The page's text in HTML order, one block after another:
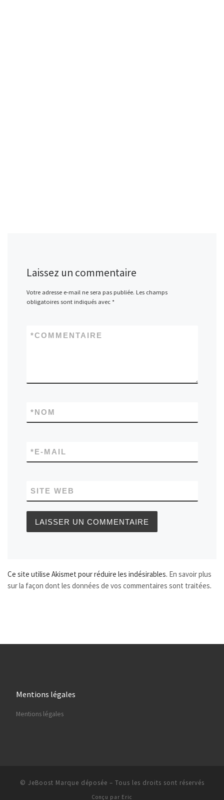
Laissez un commentaire
Votre adresse e-mail ne sera pas publiée. Les champs
obligatoires sont indiqués avec *
COMMENTAIRE
*
NOM
*
E-MAIL
*
SITE WEB
Ce site utilise Akismet pour réduire les indésirables. En savoir plus
sur la façon dont les données de vos commentaires sont traitées.
Mentions légales
Mentions légales
© JeBoost Marque déposée – Tous les droits sont réservés
Conçu par Eric